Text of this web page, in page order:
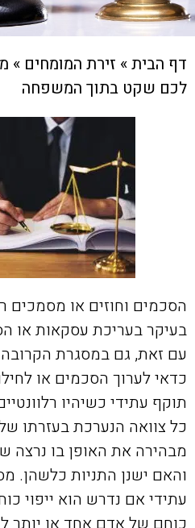
דף הבית» זירת המומחים »
לכם שקט בתוך המשפחה
הסכמים וחוזים או מסמכים
בעיקר בעריכת עסקאות או
עם זאת, גם במסגרת
כדאי לערוך הסכמים או
תוקף עתידי כשיהיו
כל צוואה הנערכת בעזרתו
מבהירה את האופן בו נרצה
והאם ישנן התניות כלשהן.
עתידי אם נדרש הוא ייפוי